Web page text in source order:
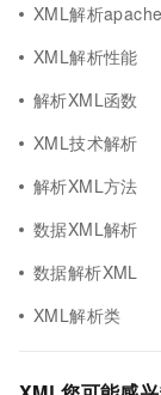
XML解析
XML解析性能
解析XML函数
XML技术解析
解析XML方法
数据XML解析
数据解析XML
XML解析类